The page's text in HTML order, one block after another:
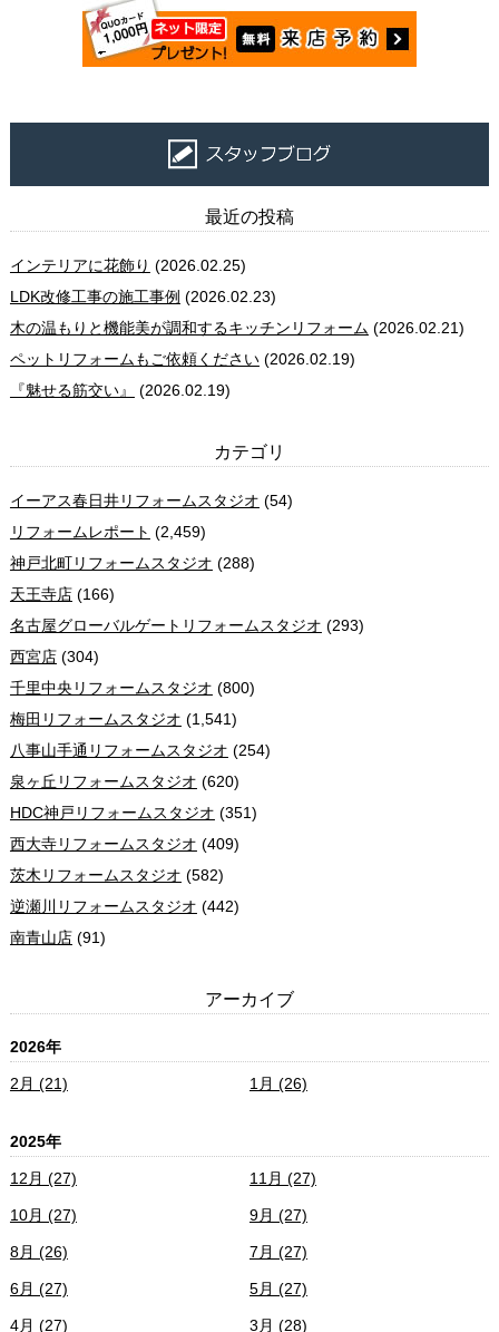
最近の投稿
インテリアに花飾り (2026.02.25)
LDK改修工事の施工事例 (2026.02.23)
木の温もりと機能美が調和するキッチンリフォーム (2026.02.21)
ペットリフォームもご依頼ください(2026.02.19)
『魅せる筋交い』
(2026.02.19)
カテゴリ
イーアス春日井リフォームスタジオ (54)
リフォームレポート (2,459)
神戸北町リフォームスタジオ (288)
天王寺店(166)
名古屋グローバルゲートリフォームスタジオ (293)
西宮店(304)
千里中央リフォームスタジオ (800)
梅田リフォームスタジオ (1,541)
八事山手通リフォームスタジオ (254)
泉ヶ丘リフォームスタジオ (620)
HDC神戸リフォームスタジオ (351)
西大寺リフォームスタジオ (409)
茨木リフォームスタジオ (582)
逆瀬川リフォームスタジオ (442)
南青山店(91)
アーカイブ
2026年
2月 (21) 1月 (26)
2025年
12月 (27) 11月 (27)
10月 (27) 9月 (27)
8月 (26) 7月 (27)
6月 (27) 5月 (27)
4月 (27) 3月 (28)